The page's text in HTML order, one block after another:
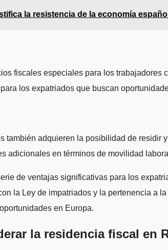
la resistencia de la economía
fiscales especiales para los
los expatriados que buscan
también adquieren la posibilidad de
adicionales en términos de movilidad
de ventajas significativas para los
la Ley de impatriados y la pertenencia
en Europa.
la residencia fiscal en